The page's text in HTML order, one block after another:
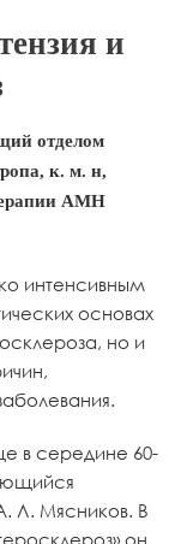
и
отделом
к. м. н,
АМН
интенсивным
основах
но и
в середине 60-
Л. Мясников. В
он